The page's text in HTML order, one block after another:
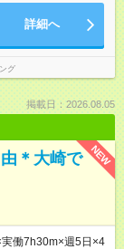
詳細へ
グ
掲載日：2026.08.05
NEW
＊大崎で
働7h30m×週5日×4